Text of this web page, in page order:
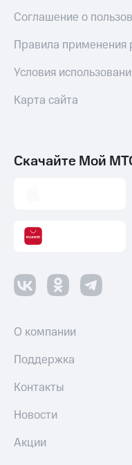
трекеры
Умный
Все
Соглашение о
Правила применения
Условия
Карта сайта
Скачайте Мой
О компании
Поддержка
Контакты
Новости
Акции